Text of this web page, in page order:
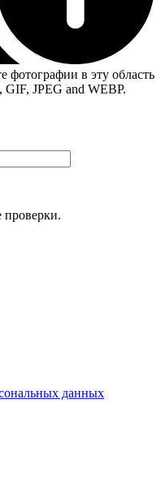
в эту область
JPEG and WEBP.
проверки.
данных